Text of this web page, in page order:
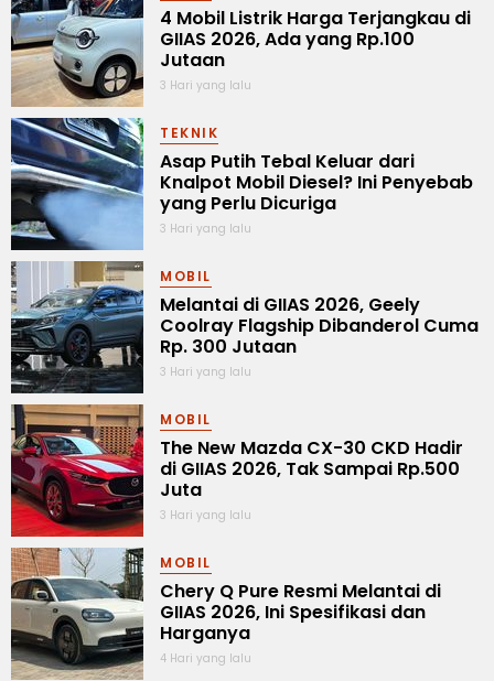
4 Mobil Listrik Harga Terjangkau di
GIIAS 2026, Ada yang Rp.100
Jutaan
3 Hari yang lalu
TEKNIK
Asap Putih Tebal Keluar dari
Knalpot Mobil Diesel? Ini Penyebab
yang Perlu Dicuriga
3 Hari yang lalu
MOBIL
Melantai di GIIAS 2026, Geely
Coolray Flagship Dibanderol Cuma
Rp. 300 Jutaan
3 Hari yang lalu
MOBIL
The New Mazda CX-30 CKD Hadir
di GIIAS 2026, Tak Sampai Rp.500
Juta
3 Hari yang lalu
MOBIL
Chery Q Pure Resmi Melantai di
GIIAS 2026, Ini Spesifikasi dan
Harganya
4 Hari yang lalu